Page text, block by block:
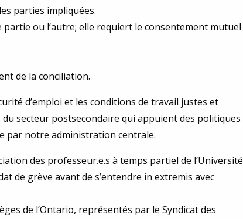
parties impliquées.
ou l’autre; elle requiert le consentement mutuel
de la conciliation.
d’emploi et les conditions de travail justes et
secteur postsecondaire qui appuient des politiques
par notre administration centrale.
des professeur.e.s à temps partiel de l’Université
de grève avant de s’entendre in extremis avec
de l’Ontario, représentés par le Syndicat des